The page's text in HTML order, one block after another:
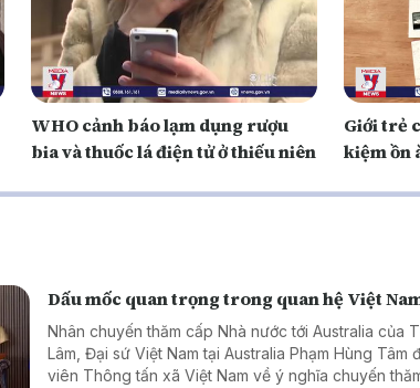
WHO cảnh báo lạm dụng rượu
bia và thuốc lá điện tử ở thiếu niên
Giới trẻ
kiệm ồn
Dấu mốc quan trọng trong quan hệ Việt
Nhân chuyến thăm cấp Nhà nước tới Australia của
Lâm, Đại sứ Việt Nam tại Australia Phạm Hùng
viên Thông tấn xã Việt Nam về ý nghĩa chuyến